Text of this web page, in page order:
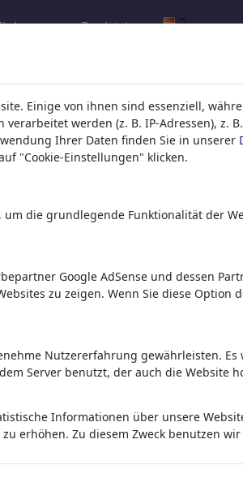
Registrieren
fun drawings.
Einige von ihnen sind essenziell,
werden (z. B. IP-Adressen), z.
Ihrer Daten finden Sie in unserer
"Cookie-Einstellungen" klicken.
die grundlegende Funktionalität der
Google AdSense und dessen
zu zeigen. Wenn Sie diese
Nutzererfahrung gewährleisten.
Server benutzt, der auch die Website
Informationen über unsere
erhöhen. Zu diesem Zweck benutzen wir